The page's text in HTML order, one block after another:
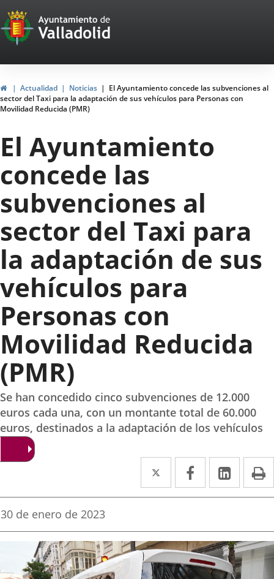
Portal
Web
del
Ayuntamiento
de
Valladolid
InicioActualidad Noticias
El Ayuntamiento concede las subvenciones al
sector del Taxi para la adaptación de sus vehículos para Personas con
Movilidad Reducida (PMR)
El Ayuntamiento
concede las
subvenciones al
sector del Taxi para
la adaptación de sus
vehículos para
Personas con
Movilidad Reducida
(PMR)
Se han concedido cinco subvenciones de 12.000
euros cada una, con un montante total de 60.000
euros, destinados a la adaptación de los vehículos
Twitter
Enlace
a
aplicación
externa.
Facebook
Enlace
a
aplicación
externa.
Enlace
a
Fecha
la
noticia
30 de enero de 2023